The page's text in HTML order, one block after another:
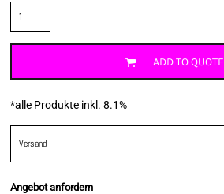
ADD TO QUOTE
*alle Produkte inkl. 8.1%
Versand
Angebot anfordern